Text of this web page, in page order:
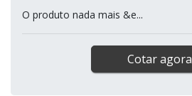
O produto nada mais &e...
Cotar agora